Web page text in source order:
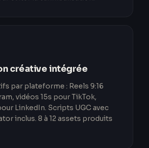
créative intégrée
par plateforme : Reels 9:16
vidéos 15s pour TikTok,
LinkedIn. Scripts UGC avec
inclus. 8 à 12 assets produits